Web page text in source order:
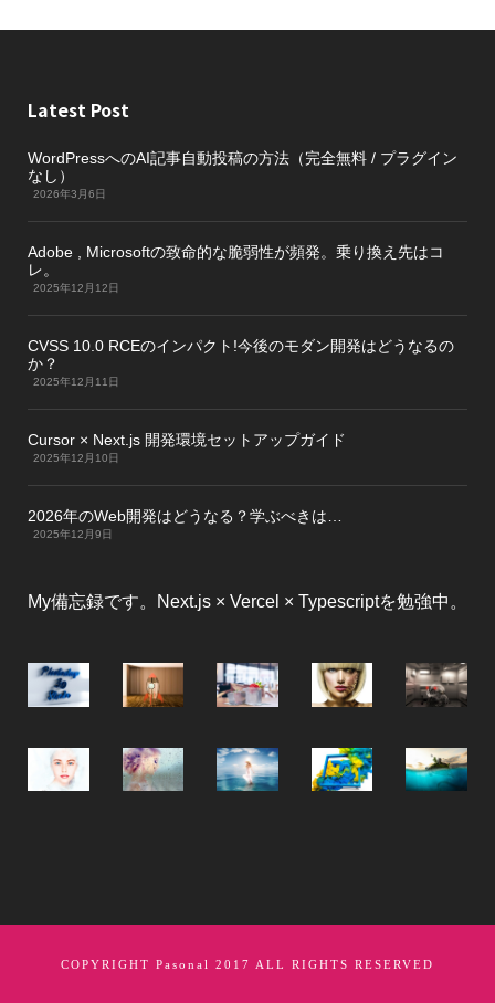
Latest Post
WordPressへのAI記事自動投稿の方法（完全無料 / プラグイン
なし）
2026年3月6日
Adobe , Microsoftの致命的な脆弱性が頻発。乗り換え先はコ
レ。
2025年12月12日
CVSS 10.0 RCEのインパクト!今後のモダン開発はどうなるの
か？
2025年12月11日
Cursor × Next.js 開発環境セットアップガイド
2025年12月10日
2026年のWeb開発はどうなる？学ぶべきは…
2025年12月9日
My備忘録です。Next.js × Vercel × Typescriptを勉強中。
COPYRIGHT Pasonal 2017 ALL RIGHTS RESERVED